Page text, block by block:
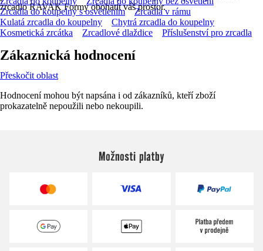
zrcadlo RAVAK Formy obohatit váš prostor.
Zrcadla do koupelny s osvětlením
Zrcadla v rámu
Kulatá zrcadla do koupelny
Chytrá zrcadla do koupelny
Kosmetická zrcátka
Zrcadlové dlaždice Příslušenství pro zrcadla
Zákaznická hodnocení
Přeskočit oblast
Hodnocení mohou být napsána i od zákazníků, kteří zboží
prokazatelně nepoužili nebo nekoupili.
Možnosti platby